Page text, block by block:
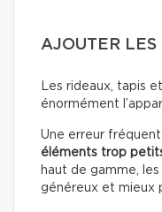
AJOUTER
Les rideaux, tapis
énormément
Une erreur
éléments trop
haut de gamme,
généreux et mieux